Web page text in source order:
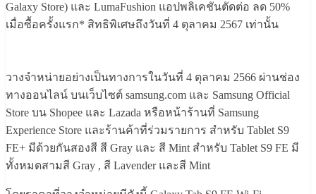
Galaxy Store) และ LumaFushion แอปพลิเคชันตัดต่อ ลด 50%
เมื่อซื้อครั้งแรก* สิทธิพิเศษถึงวันที่ 4 ตุลาคม 2567 เท่านั้น
วางจำหน่ายอย่างเป็นทางการในวันที่ 4 ตุลาคม 2566 ผ่านช่อง
ทางออนไลน์ บนเว็บไซต์ samsung.com และ Samsung Official
Store บน Shopee และ Lazada หรือหน้าร้านที่ Samsung
Experience Store และร้านค้าที่ร่วมรายการ สำหรับ Tablet S9
FE+ มีด้วยกันสองสี สี Gray และ สี Mint สำหรับ Tablet S9 FE มี
ทั้งหมดสามสี Gray , สี Lavender และสี Mint